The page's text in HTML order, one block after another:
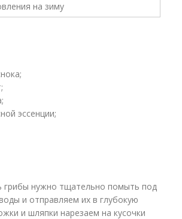
эссенции;
грибы нужно тщательно помыть под
и отправляем их в глубокую
и шляпки нарезаем на кусочки